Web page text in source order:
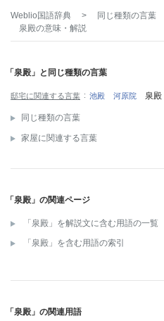
Weblio国語辞典 > 同じ種類の言葉
泉殿の意味・解説
「泉殿」と同じ種類の言葉
邸宅に関連する言葉 池殿 河原院 泉殿
同じ種類の言葉
家屋に関連する言葉
「泉殿」の関連ページ
「泉殿」を解説文に含む用語の一覧
「泉殿」を含む用語の索引
「泉殿」の関連用語